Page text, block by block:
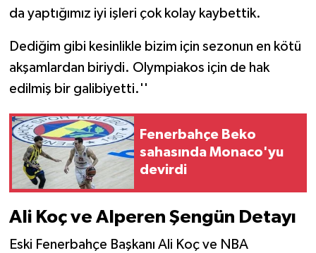
da yaptığımız iyi işleri çok kolay kaybettik.
Dediğim gibi kesinlikle bizim için sezonun en kötü
akşamlardan biriydi. Olympiakos için de hak
edilmiş bir galibiyetti.''
Fenerbahçe Beko
sahasında Monaco'yu
devirdi
Ali Koç ve Alperen Şengün Detayı
Eski Fenerbahçe Başkanı Ali Koç ve NBA